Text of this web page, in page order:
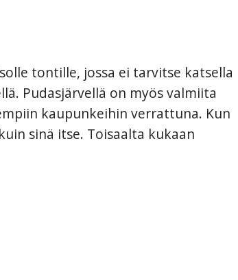
tontille, jossa ei tarvitse katsella
Pudasjärvellä on myös valmiita
kaupunkeihin verrattuna. Kun
sinä itse. Toisaalta kukaan